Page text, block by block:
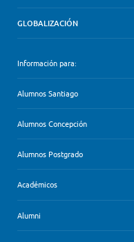
GLOBALIZACIÓN
Información para:
Alumnos Santiago
Alumnos Concepción
Alumnos Postgrado
Académicos
Alumni